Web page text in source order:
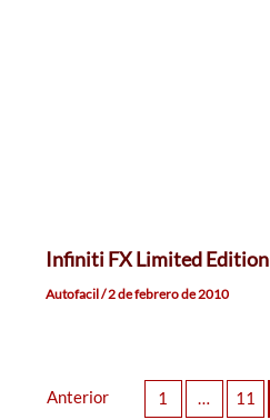
Infiniti FX Limited Edition
Autofacil/2 de febrero de 2010
Anterior 1 … 11